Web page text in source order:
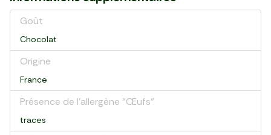
Goût
Chocolat
Origine
France
Présence de l'allergène "Œufs"
traces